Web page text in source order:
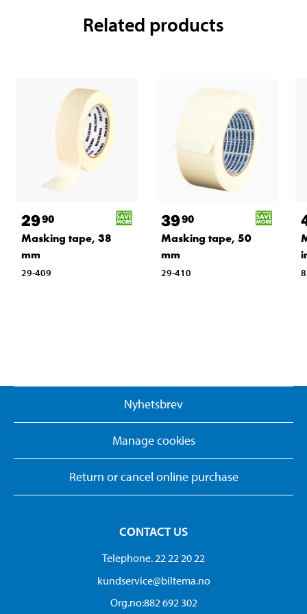
Related products
2990
Masking tape, 38
mm
29-409
3990
Masking tape, 50
mm
29-410
Nyhetsbrev
Manage cookies
Return or cancel online purchase
CONTACT US
Telephone. 22 22 20 22
kundservice@biltema.no
Org.no:882 692 302